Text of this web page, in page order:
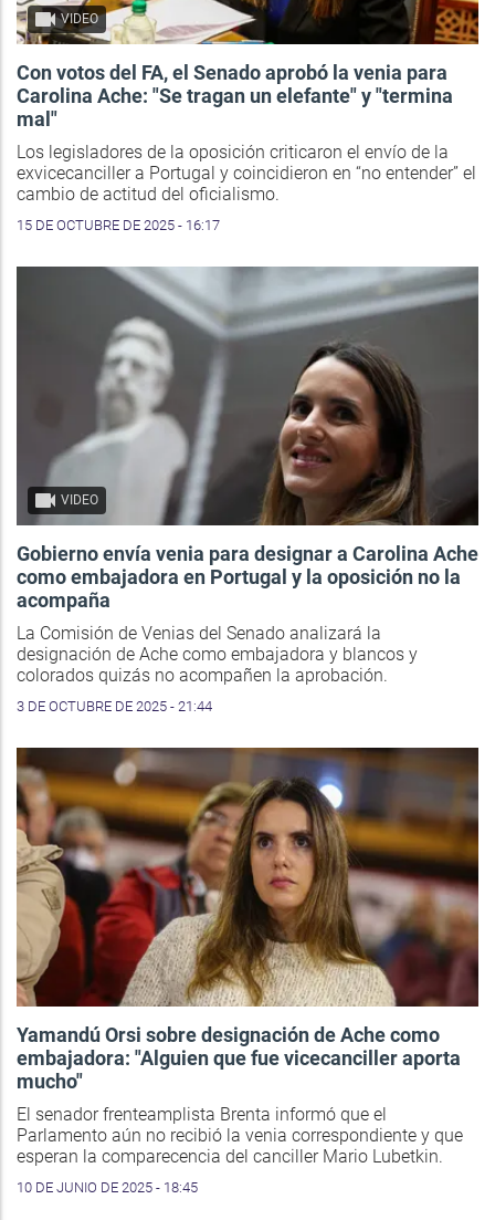
VIDEO
Con votos del FA, el Senado aprobó la venia para
Carolina Ache: "Se tragan un elefante" y "termina
mal"
Los legisladores de la oposición criticaron el envío de la
exvicecanciller a Portugal y coincidieron en “no entender” el
cambio de actitud del oficialismo.
15 DE OCTUBRE DE 2025 - 16:17
VIDEO
Gobierno envía venia para designar a Carolina Ache
como embajadora en Portugal y la oposición no la
acompaña
La Comisión de Venias del Senado analizará la
designación de Ache como embajadora y blancos y
colorados quizás no acompañen la aprobación.
3 DE OCTUBRE DE 2025 - 21:44
Yamandú Orsi sobre designación de Ache como
embajadora: "Alguien que fue vicecanciller aporta
mucho"
El senador frenteamplista Brenta informó que el
Parlamento aún no recibió la venia correspondiente y que
esperan la comparecencia del canciller Mario Lubetkin.
10 DE JUNIO DE 2025 - 18:45